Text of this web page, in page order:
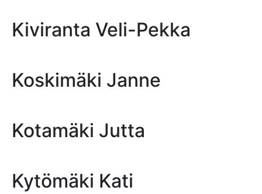
Kiviranta Veli-Pekka
Koskimäki Janne
Kotamäki Jutta
Kytömäki Kati